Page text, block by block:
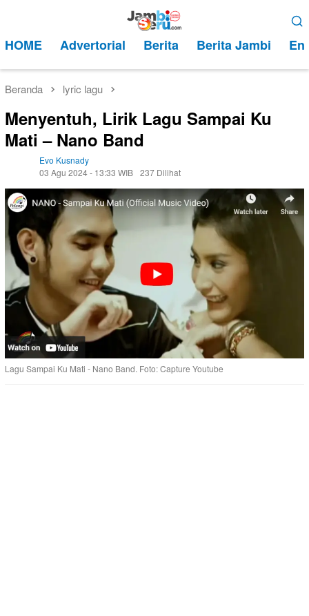
kontenMobile
HOME Advertorial Berita Berita Jambi
Beranda lyric lagu
Menyentuh, Lirik Lagu Sampai Ku
Mati – Nano Band
Evo Kusnady
03 Agu 2024 - 13:33 WIB 237 Dilihat
Lagu Sampai Ku Mati - Nano Band. Foto: Capture Youtube